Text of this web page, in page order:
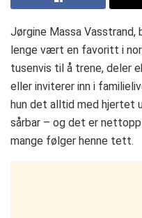
Jørgine Massa Vasstrand,
lenge vært en favoritt i
tusenvis til å trene, deler
eller inviterer inn i
hun det alltid med hjertet
sårbar – og det er
mange følger henne tett.